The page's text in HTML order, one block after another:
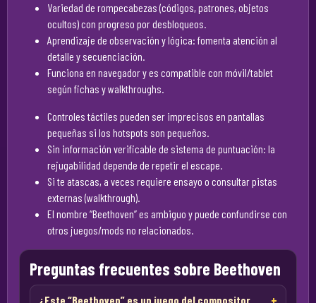
Variedad de rompecabezas (códigos, patrones, objetos
ocultos) con progreso por desbloqueos.
Aprendizaje de observación y lógica: fomenta atención al
detalle y secuenciación.
Funciona en navegador y es compatible con móvil/tablet
según fichas y walkthroughs.
Controles táctiles pueden ser imprecisos en pantallas
pequeñas si los hotspots son pequeños.
Sin información verificable de sistema de puntuación: la
rejugabilidad depende de repetir el escape.
Si te atascas, a veces requiere ensayo o consultar pistas
externas (walkthrough).
El nombre “Beethoven” es ambiguo y puede confundirse con
otros juegos/mods no relacionados.
Preguntas frecuentes sobre Beethoven
¿Este “Beethoven” es un juego del compositor